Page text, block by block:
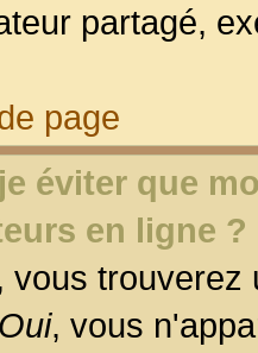
partagé,
page
éviter que
en ligne ?
vous
Oui, vous